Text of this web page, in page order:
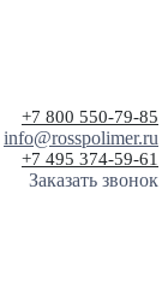
+7 800 550-79-85
info@rosspolimer.ru
+7 495 374-59-61
Заказать звонок